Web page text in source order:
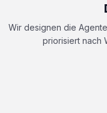
Wir designen die
priorisiert nach